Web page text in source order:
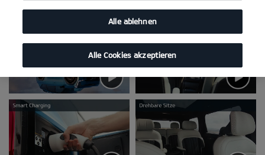
Alle ablehnen
Alle Cookies akzeptieren